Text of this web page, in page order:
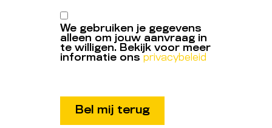
We gebruiken je gegevens
alleen om jouw aanvraag in
te willigen. Bekijk voor meer
informatie ons privacybeleid